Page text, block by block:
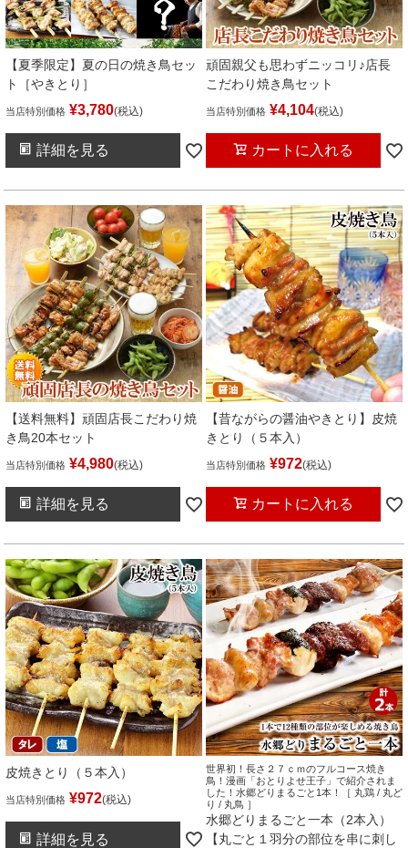
【夏季限定】夏の日の焼き鳥セッ
ト［やきとり］
当店特別価格 ¥3,780 税込
詳細を見る
頑固親父も思わずニッコリ♪店長
こだわり焼き鳥セット
当店特別価格 ¥4,104 税込
カートに入れる
【送料無料】頑固店長こだわり焼
き鳥20本セット
当店特別価格 ¥4,980 税込
詳細を見る
【昔ながらの醤油やきとり】皮焼
きとり（５本入）
当店特別価格 ¥972 税込
カートに入れる
皮焼きとり（５本入）
当店特別価格 ¥972 税込
詳細を見る
世界初！長さ２７ｃｍのフルコース焼き
鳥！漫画「おとりよせ王子」で紹介されま
した！水郷どりまるごと1本！［ 丸鶏 / 丸ど
り / 丸鳥 ］
水郷どりまるごと一本（2本入）
【丸ごと１羽分の部位を串に刺し